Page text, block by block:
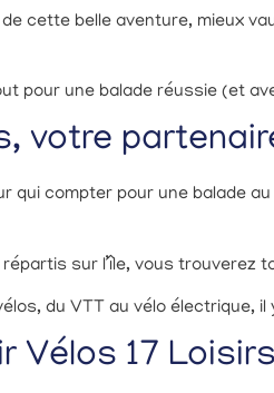
cette belle aventure, mieux
pour une balade réussie (et
votre
qui compter pour une balade
sur l’île, vous trouverez
du VTT au vélo électrique,
Vélos 17